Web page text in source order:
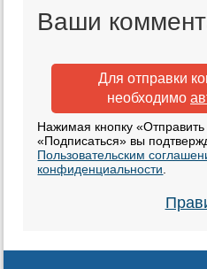
Ваши
Для отправки
необходимо
Нажимая кнопку
«Подписаться» вы
Пользовательским
конфиденциальности